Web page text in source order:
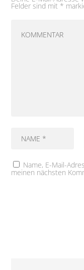
Felder sind mit *
Name, E-Mail-
meinen nächsten